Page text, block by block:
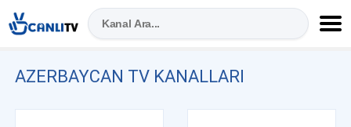
AZERBAYCAN TV KANALLARI